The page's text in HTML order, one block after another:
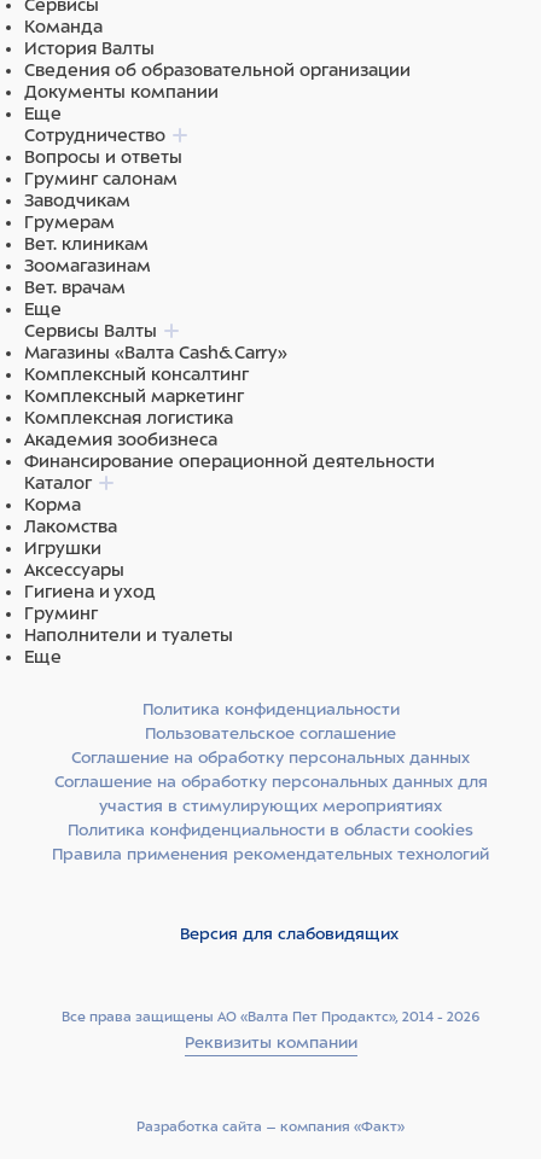
Сервисы
Команда
История Валты
Сведения об образовательной организации
Документы компании
Еще
Сотрудничество
Вопросы и ответы
Груминг салонам
Заводчикам
Грумерам
Вет. клиникам
Зоомагазинам
Вет. врачам
Еще
Сервисы Валты
Магазины «Валта Cash&Carry»
Комплексный консалтинг
Комплексный маркетинг
Комплексная логистика
Академия зообизнеса
Финансирование операционной деятельности
Каталог
Корма
Лакомства
Игрушки
Аксессуары
Гигиена и уход
Груминг
Наполнители и туалеты
Еще
Все права защищены АО «Валта Пет Продактс», 2014 - 2026
Реквизиты компании
Политика конфиденциальности
Пользовательское соглашение
Соглашение на обработку персональных данных
Соглашение на обработку персональных данных для
участия в стимулирующих мероприятиях
Политика конфиденциальности в области cookies
Правила применения рекомендательных технологий
Версия для слабовидящих
Разработка сайта –­ компания «Факт»